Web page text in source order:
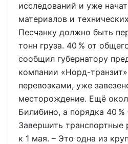
исследований и уже
материалов и
Песчанку должно быть
тонн груза. 40 % от
сообщил губернатору
компании «Норд-
перевозками, уже
месторождение. Ещё
Билибино, а порядка 40 %
Завершить транспортные
к 1 мая. – Это одна из